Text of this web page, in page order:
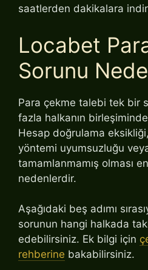
saatlerden dakikalara
Locabet
Sorunu
Para çekme talebi tek bir
fazla halkanın
Hesap doğrulama
yöntemi uyumsuzluğu
tamamlanmamış olması en
nedenlerdir.
Aşağıdaki beş adımı
sorunun hangi halkada
edebilirsiniz. Ek bilgi için
rehberine bakabilirsiniz.